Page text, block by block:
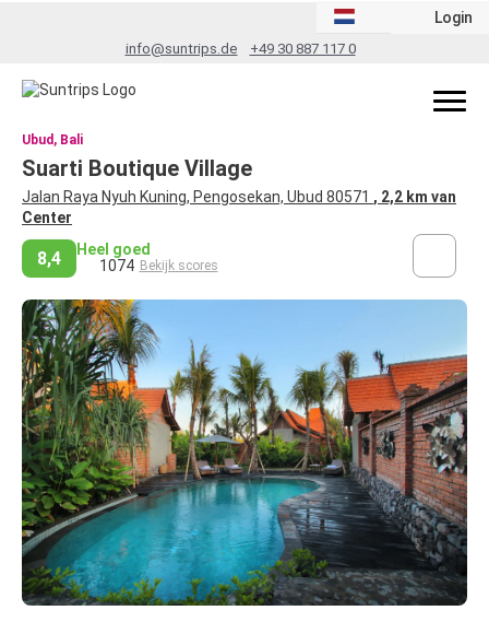
info@suntrips.de +49 30 887 117 0
Login
Ubud, Bali
Suarti Boutique Village
Jalan Raya Nyuh Kuning, Pengosekan, Ubud 80571 , 2,2 km van
Center
8,4
Heel goed
1074 Bekijk scores